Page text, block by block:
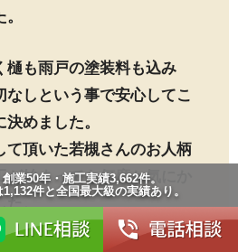
樋も雨戸の塗装料も込み
なしという事で安心してこ
めました。
て頂いた若槻さんのお人柄
が始まっても何度か気にか
た。
創業50年・施工実績3,662件。
件と全国最大級の実績あり。